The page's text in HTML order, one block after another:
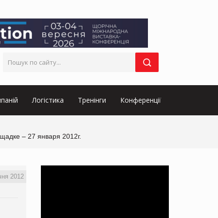
Логістика Тренінги Конференції
– 27 января 2012г.
2012